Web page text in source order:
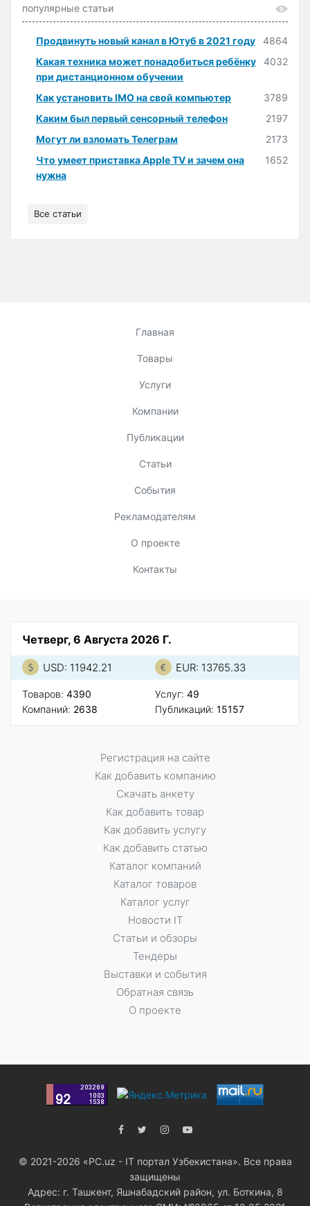
популярные статьи
Продвинуть новый канал в Ютуб в 2021 году
4864
Какая техника может понадобиться ребёнку
при дистанционном обучении
4032
Как установить IMO на свой компьютер
3789
Каким был первый сенсорный телефон
2197
Могут ли взломать Телеграм
2173
Что умеет приставка Apple TV и зачем она
нужна
1652
Все статьи
Главная
Товары
Услуги
Компании
Публикации
Статьи
События
Рекламодателям
О проекте
Контакты
Четверг, 6 Августа 2026 Г.
USD: 11942.21 EUR: 13765.33
Товаров: 4390
Компаний: 2638
Услуг: 49
Публикаций: 15157
Регистрация на сайте
Как добавить компанию
Скачать анкету
Как добавить товар
Как добавить услугу
Как добавить статью
Каталог компаний
Каталог товаров
Каталог услуг
Новости IT
Статьи и обзоры
Тендеры
Выставки и события
Обратная связь
О проекте
© 2021-2026 «PC.uz - IT портал Узбекистана». Все права
защищены
Адрес: г. Ташкент, Яшнабадский район, ул. Боткина, 8